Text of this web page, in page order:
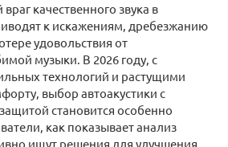
качественного звука в
к искажениям, дребезжанию
удовольствия от
музыки. В 2026 году, с
технологий и растущими
выбор автоакустики с
становится особенно
как показывает анализ
ищут решения для улучшения